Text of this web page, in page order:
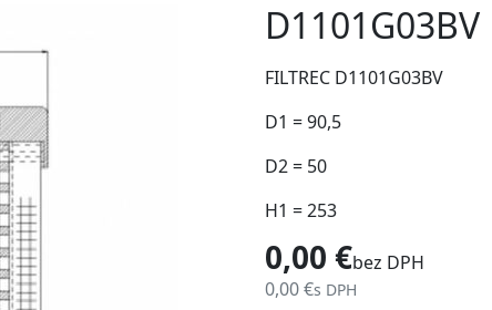
D1101G03BV
FILTREC D1101G03BV
D1 = 90,5
D2 = 50
H1 = 253
0,00 €bez DPH
0,00 €s DPH